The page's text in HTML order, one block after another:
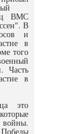
ВМС
В
и
в
того
Часть
в
это
войны.